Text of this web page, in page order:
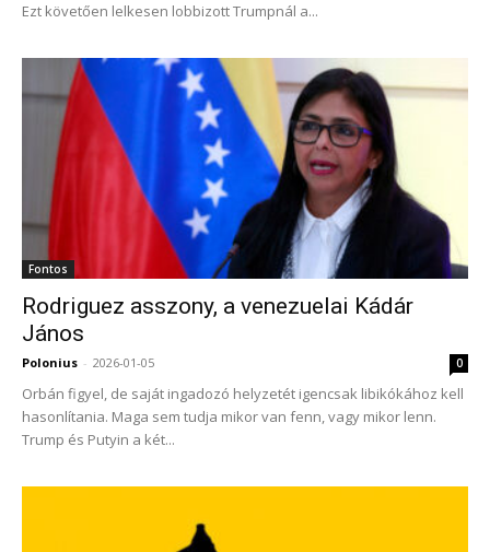
Ezt követően lelkesen lobbizott Trumpnál a...
Fontos
Rodriguez asszony, a venezuelai Kádár
János
Polonius - 2026-01-05 0
Orbán figyel, de saját ingadozó helyzetét igencsak libikókához kell
hasonlítania. Maga sem tudja mikor van fenn, vagy mikor lenn.
Trump és Putyin a két...